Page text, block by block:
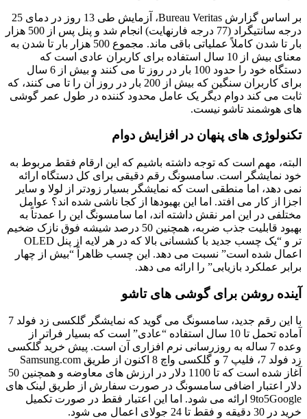
بر اساس گزارش Bureau Veritas، آزمایش طی 13 روز در دمای 25
درجه سانتیگراد (77 درجه فارنهایت) انجام شد و پنل پس از 500 هزار
بار تا شدن کاملاً عملیاتی باقی ماند. مجموع 500 هزار بار تا شدن به
معنای بیش از 10 سال استفاده برای کاربران عادی است که
دستگاه خود را حدود 100 بار در روز تا می کنند و بیش از 6 سال
برای کاربران سنگین که بیش از 200 بار در روز آن را تا می کنند، که
ثابت می کند دوام دیگر یک عامل محدود کننده در طول عمر گوشی
های هوشمند تاشو نیست.
تکنولوژی های پنهان در افزایش دوام
البته، مهم است که توجه داشته باشیم که این ارقام فقط مربوط به
خود نمایشگر است. سامسونگ رقم دقیقی برای کل دستگاه ارائه
نمی دهد، اما منطقی است که نمایشگر بسیار زودتر از لولا و سایر
اجزا از کار می افتد. اما این بهبودها از کجا ناشی شده اند؟ عوامل
مختلفی در این امر نقش داشته اند، اما سامسونگ این را عمدتاً به
بهبود قابلیت جذب ضربه، همچنین 50 درصد شیشه فوق نازک ضخیم
تر و “یک چسب جدید با کشسانی بالا که در هر لایه از پنل OLED
اعمال شده است” نسبت می دهد. این چسب ظاهراً “بیش از چهار
برابر عملکرد بازیابی” را ارائه می دهد.
آینده روشن برای گوشی های تاشو
با این رقم جدید، سامسونگ می گوید که نمایشگر گلکسی زد فولد 7
آماده تحمل تا 10 سال استفاده “عادی” است که بسیار فراتر از
وعده 7 ساله به روزرسانی نرم افزاری آن است. پیش خرید گلکسی
زد فولد 7، فلیپ 7 و گلکسی واچ 8 اکنون از طریق Samsung.com
آغاز شده است که تا 1100 دلار در ارزش های معاوضه و همچنین 50
دلار اعتبار اضافی سامسونگ در صورت سفارش از طریق لینک های
9to5Google ارائه می شود. اما این اعتبار فقط در صورت تکمیل
خرید در 30 دقیقه و فقط تا 24 جولای اعمال می شود.